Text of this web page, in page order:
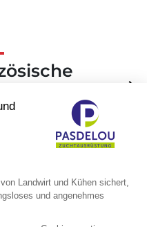
und
Weiter
arrow_forward